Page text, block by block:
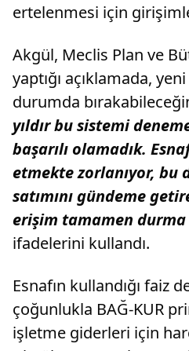
ertelenmesi için
Akgül, Meclis Plan ve
yaptığı açıklamada,
durumda
yıldır bu sistemi
başarılı olamadık.
etmekte zorlanıyor, bu
satımını gündeme
erişim tamamen
ifadelerini kullandı.
Esnafın kullandığı faiz
çoğunlukla BAĞ-KUR
işletme giderleri için